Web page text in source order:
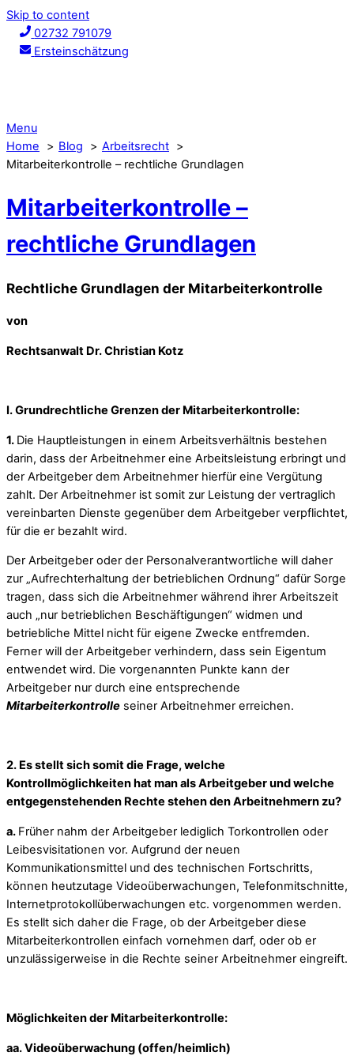
Skip to content
02732 791079
Ersteinschätzung
Menu
Home
Blog
Arbeitsrecht
Mitarbeiterkontrolle – rechtliche Grundlagen
Mitarbeiterkontrolle –
rechtliche Grundlagen
Rechtliche Grundlagen der Mitarbeiterkontrolle
von
Rechtsanwalt Dr. Christian Kotz
I. Grundrechtliche Grenzen der Mitarbeiterkontrolle:
1. Die Hauptleistungen in einem Arbeitsverhältnis bestehen
darin, dass der Arbeitnehmer eine Arbeitsleistung erbringt und
der Arbeitgeber dem Arbeitnehmer hierfür eine Vergütung
zahlt. Der Arbeitnehmer ist somit zur Leistung der vertraglich
vereinbarten Dienste gegenüber dem Arbeitgeber verpflichtet,
für die er bezahlt wird.
Der Arbeitgeber oder der Personalverantwortliche will daher
zur „Aufrechterhaltung der betrieblichen Ordnung“ dafür Sorge
tragen, dass sich die Arbeitnehmer während ihrer Arbeitszeit
auch „nur betrieblichen Beschäftigungen“ widmen und
betriebliche Mittel nicht für eigene Zwecke entfremden.
Ferner will der Arbeitgeber verhindern, dass sein Eigentum
entwendet wird. Die vorgenannten Punkte kann der
Arbeitgeber nur durch eine entsprechende
Mitarbeiterkontrolle seiner Arbeitnehmer erreichen.
2. Es stellt sich somit die Frage, welche
Kontrollmöglichkeiten hat man als Arbeitgeber und welche
entgegenstehenden Rechte stehen den Arbeitnehmern zu?
a. Früher nahm der Arbeitgeber lediglich Torkontrollen oder
Leibesvisitationen vor. Aufgrund der neuen
Kommunikationsmittel und des technischen Fortschritts,
können heutzutage Videoüberwachungen, Telefonmitschnitte,
Internetprotokollüberwachungen etc. vorgenommen werden.
Es stellt sich daher die Frage, ob der Arbeitgeber diese
Mitarbeiterkontrollen einfach vornehmen darf, oder ob er
unzulässigerweise in die Rechte seiner Arbeitnehmer eingreift.
Möglichkeiten der Mitarbeiterkontrolle:
aa. Videoüberwachung (offen/heimlich)